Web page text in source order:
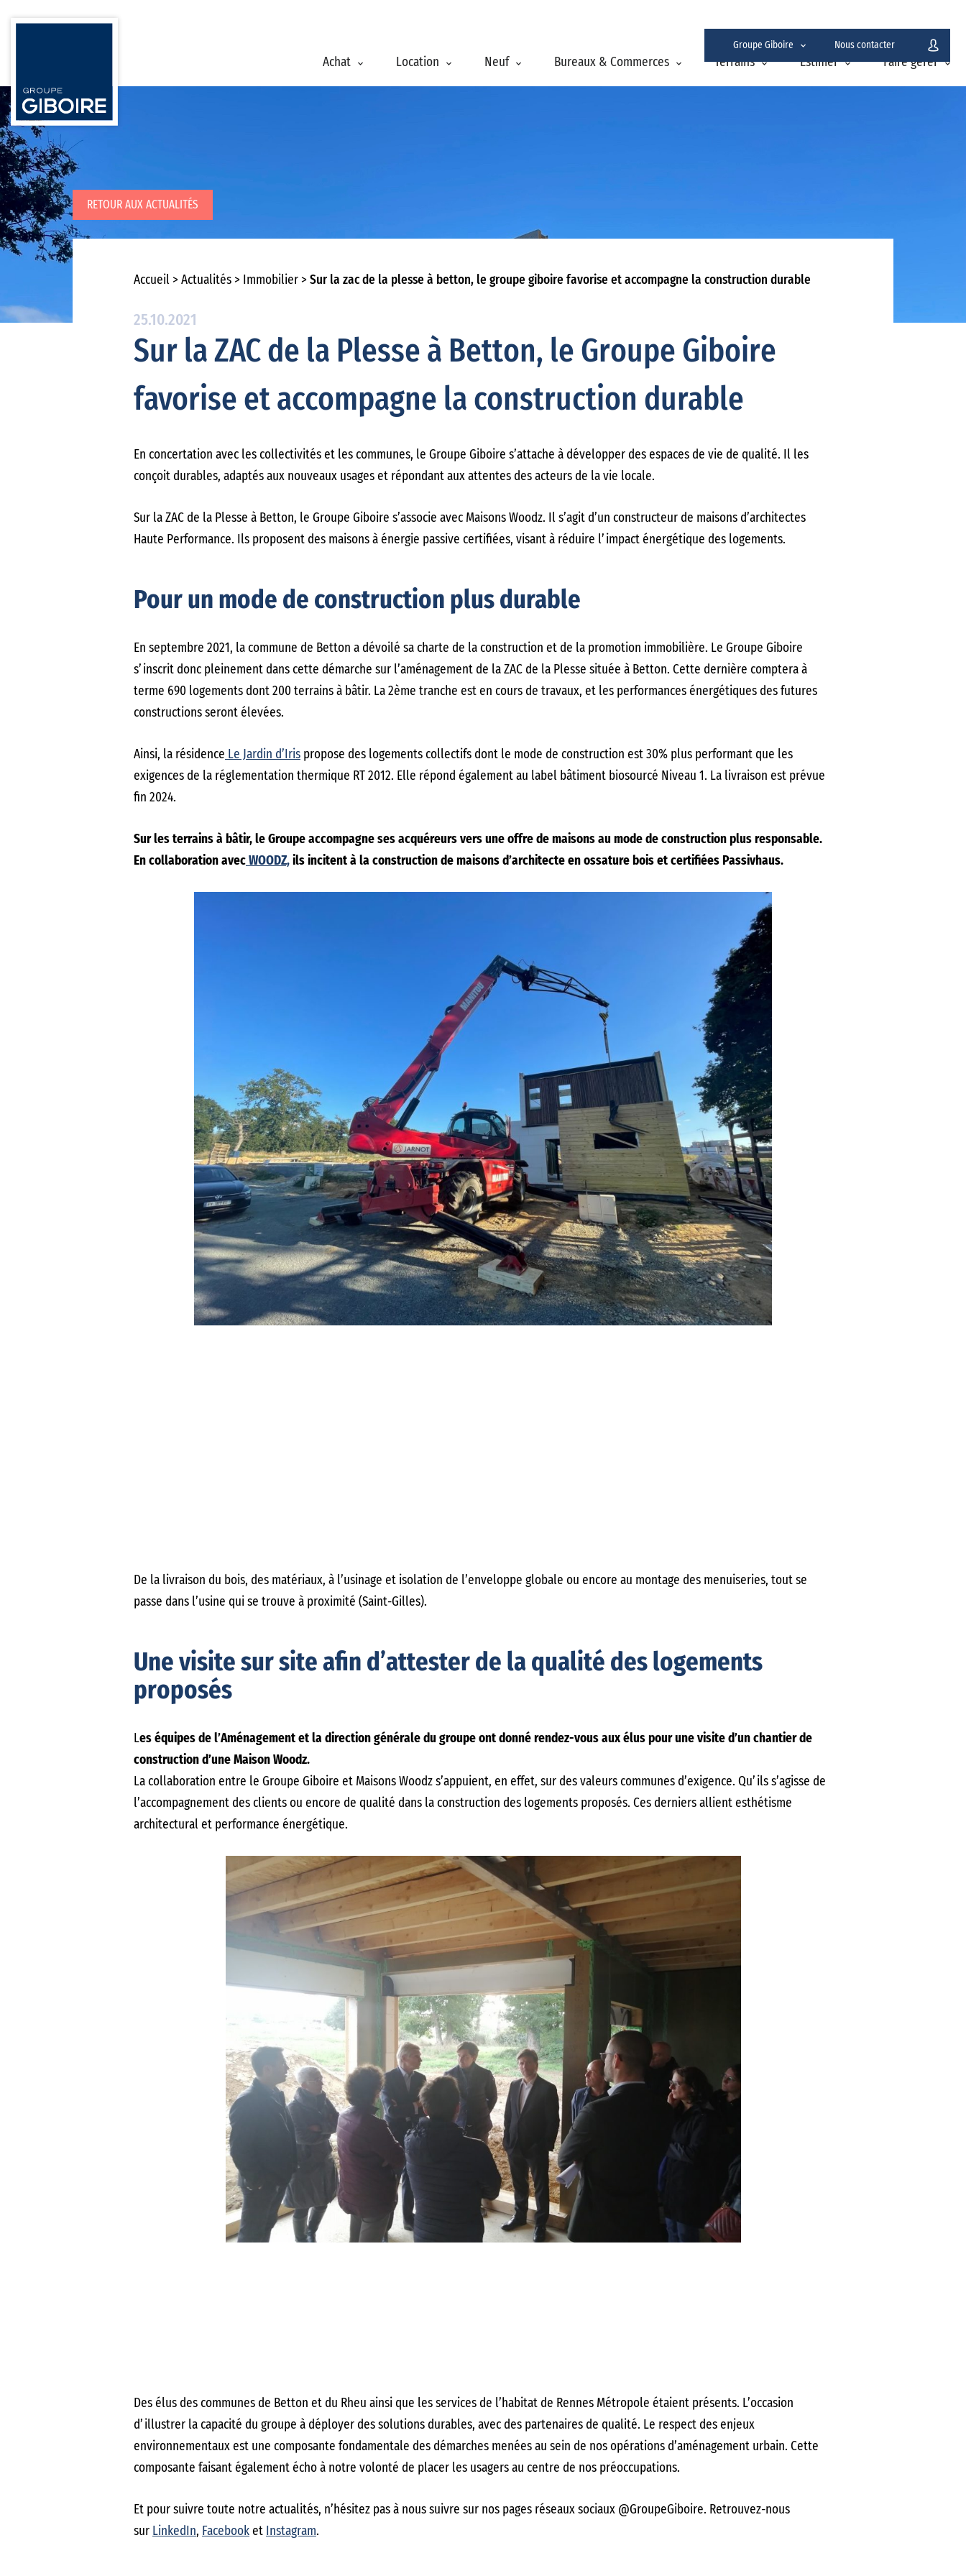
Achat Location Neuf Bureaux & Commerces Terrains Estimer Faire gérer
Groupe Giboire Nous contacter
RETOUR AUX ACTUALITÉS
Accueil Actualités Immobilier Sur la zac de la plesse à betton, le groupe giboire favorise et accompagne la construction durable
25.10.2021
Sur la ZAC de la Plesse à Betton, le Groupe Giboire
favorise et accompagne la construction durable
En concertation avec les collectivités et les communes, le Groupe Giboire s’attache à développer des espaces de vie de qualité. Il les
conçoit durables, adaptés aux nouveaux usages et répondant aux attentes des acteurs de la vie locale.
Sur la ZAC de la Plesse à Betton, le Groupe Giboire s’associe avec Maisons Woodz. Il s’agit d’un constructeur de maisons d’architectes
Haute Performance. Ils proposent des maisons à énergie passive certifiées, visant à réduire l’impact énergétique des logements.
Pour un mode de construction plus durable
En septembre 2021, la commune de Betton a dévoilé sa charte de la construction et de la promotion immobilière. Le Groupe Giboire
s’inscrit donc pleinement dans cette démarche sur l’aménagement de la ZAC de la Plesse située à Betton. Cette dernière comptera à
terme 690 logements dont 200 terrains à bâtir. La 2ème tranche est en cours de travaux, et les performances énergétiques des futures
constructions seront élevées.
Ainsi, la résidence Le Jardin d’Iris propose des logements collectifs dont le mode de construction est 30% plus performant que les
exigences de la réglementation thermique RT 2012. Elle répond également au label bâtiment biosourcé Niveau 1. La livraison est prévue
fin 2024.
Sur les terrains à bâtir, le Groupe accompagne ses acquéreurs vers une offre de maisons au mode de construction plus responsable.
En collaboration avec WOODZ, ils incitent à la construction de maisons d’architecte en ossature bois et certifiées Passivhaus.
De la livraison du bois, des matériaux, à l’usinage et isolation de l’enveloppe globale ou encore au montage des menuiseries, tout se
passe dans l’usine qui se trouve à proximité (Saint-Gilles).
Une visite sur site afin d’attester de la qualité des logements
proposés
Les équipes de l’Aménagement et la direction générale du groupe ont donné rendez-vous aux élus pour une visite d’un chantier de
construction d’une Maison Woodz.
La collaboration entre le Groupe Giboire et Maisons Woodz s’appuient, en effet, sur des valeurs communes d’exigence. Qu’ils s’agisse de
l’accompagnement des clients ou encore de qualité dans la construction des logements proposés. Ces derniers allient esthétisme
architectural et performance énergétique.
Des élus des communes de Betton et du Rheu ainsi que les services de l’habitat de Rennes Métropole étaient présents. L’occasion
d’illustrer la capacité du groupe à déployer des solutions durables, avec des partenaires de qualité. Le respect des enjeux
environnementaux est une composante fondamentale des démarches menées au sein de nos opérations d’aménagement urbain. Cette
composante faisant également écho à notre volonté de placer les usagers au centre de nos préoccupations.
Et pour suivre toute notre actualités, n’hésitez pas à nous suivre sur nos pages réseaux sociaux @GroupeGiboire. Retrouvez-nous
sur LinkedIn, Facebook et Instagram.